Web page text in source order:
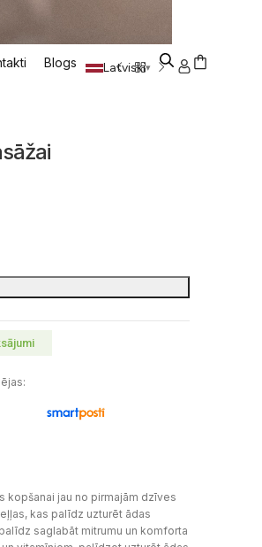
Blogs Latviski▾
kopšanai jau no pirmajām dzīves
kas palīdz uzturēt ādas
saglabāt mitrumu un komforta